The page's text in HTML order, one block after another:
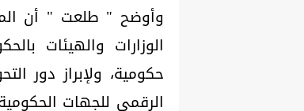
وأوضح " طلعت " أن
الوزارات والهيئات
حكومية، ولإبراز دور
الرقمي للجهات